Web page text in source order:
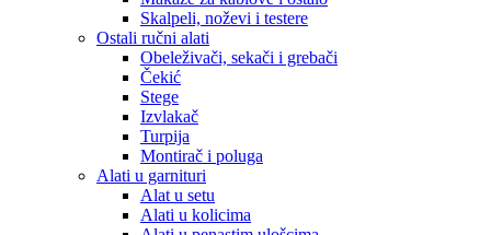
Skalpeli, noževi i testere
Ostali ručni alati
Obeleživači, sekači i grebači
Čekić
Stege
Izvlakač
Turpija
Montirač i poluga
Alati u garnituri
Alat u setu
Alati u kolicima